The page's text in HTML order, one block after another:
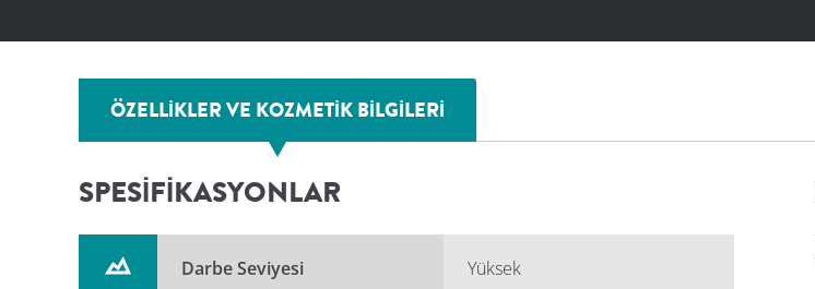
ÖZELLIKLER VE KOZMETIK BILGILERI
SPESİFİKASYONLAR
Darbe Seviyesi Yüksek